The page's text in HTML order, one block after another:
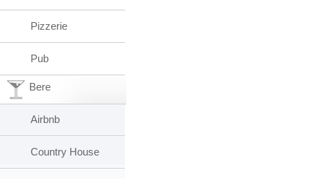
Pizzerie
Pub
Bere
Airbnb
Country House